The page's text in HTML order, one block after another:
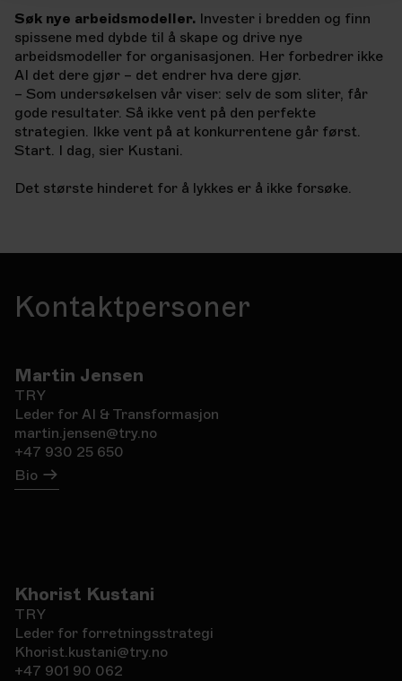
Søk nye arbeidsmodeller. Invester i bredden og finn
spissene med dybde til å skape og drive nye
arbeidsmodeller for organisasjonen. Her forbedrer ikke
AI det dere gjør – det endrer hva dere gjør.
– Som undersøkelsen vår viser: selv de som sliter, får
gode resultater. Så ikke vent på den perfekte
strategien. Ikke vent på at konkurrentene går først.
Start. I dag, sier Kustani.
Det største hinderet for å lykkes er å ikke forsøke.
Kontaktpersoner
Martin Jensen
TRY
Leder for AI & Transformasjon
martin.jensen@try.no
+47 930 25 650
Bio
Khorist Kustani
TRY
Leder for forretningsstrategi
Khorist.kustani@try.no
+47 901 90 062